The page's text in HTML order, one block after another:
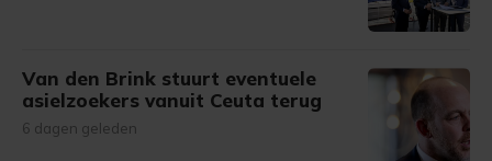
Van den Brink stuurt eventuele
asielzoekers vanuit Ceuta terug
6 dagen geleden